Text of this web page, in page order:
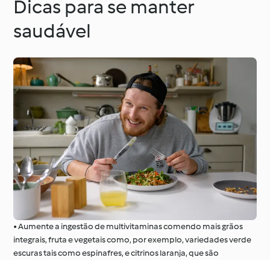
Dicas para se manter
saudável
• Aumente a ingestão de multivitaminas comendo mais grãos
integrais, fruta e vegetais como, por exemplo, variedades verde
escuras tais como espinafres, e citrinos laranja, que são